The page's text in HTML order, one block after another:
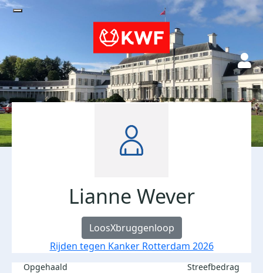
Lianne Wever
LoosXbruggenloop
Rijden tegen Kanker Rotterdam 2026
Opgehaald Streefbedrag